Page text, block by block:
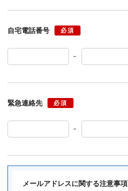
自宅電話番号 必須
緊急連絡先 必須
メールアドレスに関する注意事項